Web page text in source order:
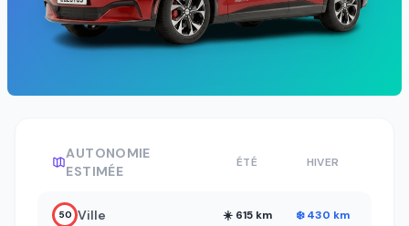
AUTONOMIE
ESTIMÉE
ÉTÉ HIVER
50 Ville ☀️ 615 km ❄️ 430 km